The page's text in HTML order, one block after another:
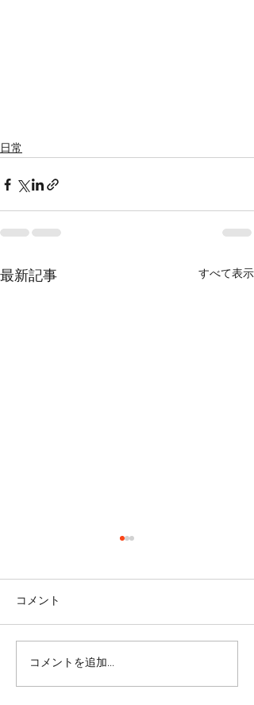
日常
最新記事 すべて表示
ヒラソル銀座からのお知
らせ/3/13以降の件
コメント
コメントを追加…